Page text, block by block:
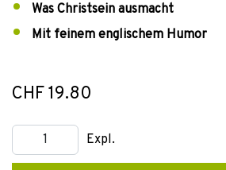
Was Christsein ausmacht
Mit feinem englischem Humor
CHF 19.80
Expl.